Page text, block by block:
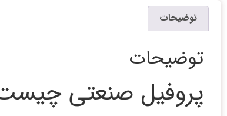
توضیحات
توضیحات
پروفیل صنعتی